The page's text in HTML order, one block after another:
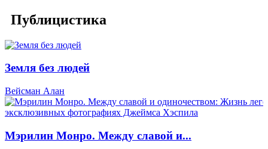
Публицистика
Земля без людей
Вейсман Алан
Мэрилин Монро. Между славой и...